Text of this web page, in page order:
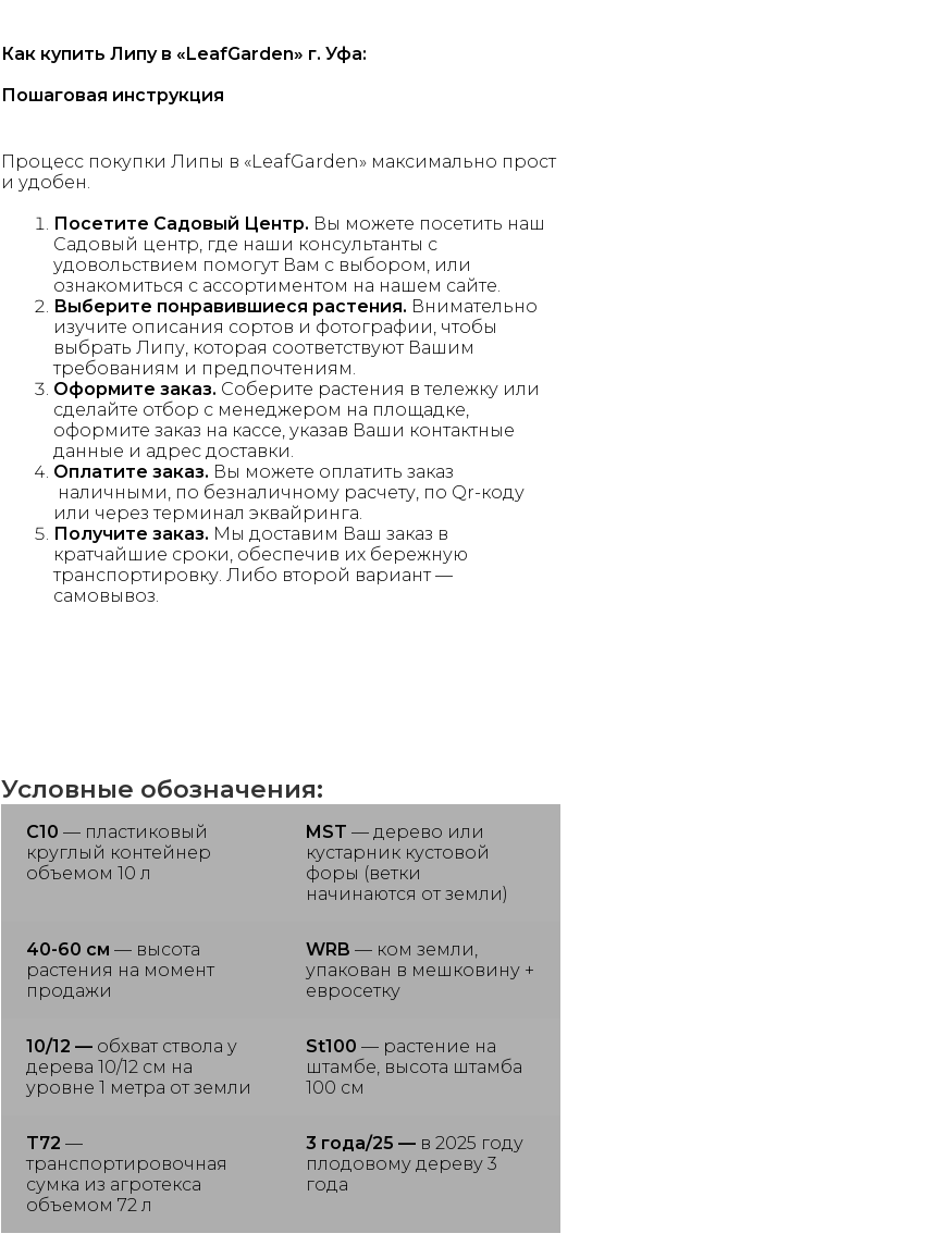
Как купить Липу в «LeafGarden» г. Уфа:
Пошаговая инструкция
Процесс покупки Липы в «LeafGarden» максимально прост
и удобен.
Посетите Садовый Центр. Вы можете посетить наш
Садовый центр, где наши консультанты с
удовольствием помогут Вам с выбором, или
ознакомиться с ассортиментом на нашем сайте.
Выберите понравившиеся растения. Внимательно
изучите описания сортов и фотографии, чтобы
выбрать Липу, которая соответствуют Вашим
требованиям и предпочтениям.
Оформите заказ. Соберите растения в тележку или
сделайте отбор с менеджером на площадке,
оформите заказ на кассе, указав Ваши контактные
данные и адрес доставки.
Оплатите заказ. Вы можете оплатить заказ
наличными, по безналичному расчету, по Qr-коду
или через терминал эквайринга.
Получите заказ. Мы доставим Ваш заказ в
кратчайшие сроки, обеспечив их бережную
транспортировку. Либо второй вариант —
самовывоз.
Условные обозначения:
С10 — пластиковый
круглый контейнер
объемом 10 л
MST — дерево или
кустарник кустовой
форы (ветки
начинаются от земли)
40-60 см — высота
растения на момент
продажи
WRB — ком земли,
упакован в мешковину +
евросетку
10/12 — обхват ствола у
дерева 10/12 см на
уровне 1 метра от земли
St100 — растение на
штамбе, высота штамба
100 см
T72 —
транспортировочная
сумка из агротекса
объемом 72 л
3 года/25 — в 2025 году
плодовому дереву 3
года